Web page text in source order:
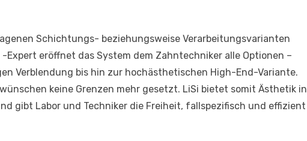
Schichtungs- beziehungsweise Verarbeitungsvarianten
Expert eröffnet das System dem Zahntechniker alle Optionen –
Verblendung bis hin zur hochästhetischen High-End-Variante.
keine Grenzen mehr gesetzt. LiSi bietet somit Ästhetik in
gibt Labor und Techniker die Freiheit, fallspezifisch und effizient